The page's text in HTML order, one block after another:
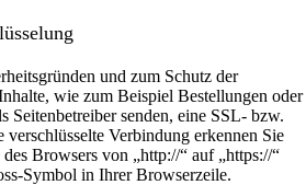
und zum Schutz der
wie zum Beispiel Bestellungen oder
Seitenbetreiber senden, eine SSL- bzw.
Verbindung erkennen Sie
Browsers von „http://“ auf „https://“
Symbol in Ihrer Browserzeile.